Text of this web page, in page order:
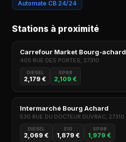
Automate CB 24/24
Stations à proximité
Carrefour Market Bourg-achard
405 RUE DES PORTES, 27310
DIESEL
2,179 €
SP98
2,109 €
Intermarché Bourg Achard
530 RUE DU DOCTEUR DUVRAC, 27310
DIESEL
2,069 €
E10
1,879 €
SP98
1,979 €